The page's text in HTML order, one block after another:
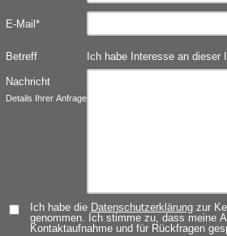
E-Mail*
Betreff Ich habe Interesse an dieser
Nachricht
Details Ihrer Anfrage
Ich habe die Datenschutzerklärungzur
genommen. Ich stimme zu, dass meine
Kontaktaufnahme und für Rückfragen